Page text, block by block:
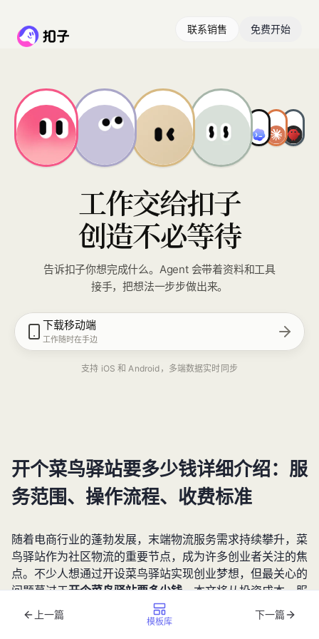
联系销售 免费开始
工作交给扣子
创造不必等待
告诉扣子你想完成什么。Agent 会带着资料和工具
接手，把想法一步步做出来。
下载移动端
工作随时在手边
支持 iOS 和 Android，多端数据实时同步
开个菜鸟驿站要多少钱详细介绍：服
务范围、操作流程、收费标准
随着电商行业的蓬勃发展，末端物流服务需求持续攀升，菜
鸟驿站作为社区物流的重要节点，成为许多创业者关注的焦
点。不少人想通过开设菜鸟驿站实现创业梦想，但最关心的
问题莫过于开个菜鸟驿站要多少钱。本文将从投资成本、服
务范围、操作流程、收费标准等方面进行详细解析，为您提
供2025年最新的创业参考，助您全面了解开菜鸟驿站的各
上一篇
模板库
下一篇